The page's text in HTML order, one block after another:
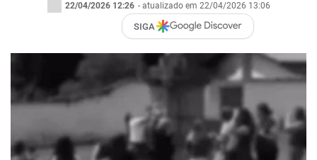
22/04/2026 12:26 - atualizado em 22/04/2026 13:06
SIGA